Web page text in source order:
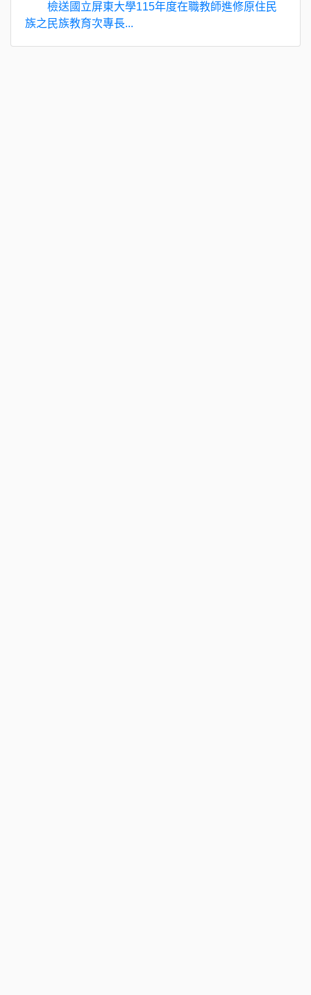
檢送國立屏東大學115年度在職教師進修原住民
族之民族教育次專長...